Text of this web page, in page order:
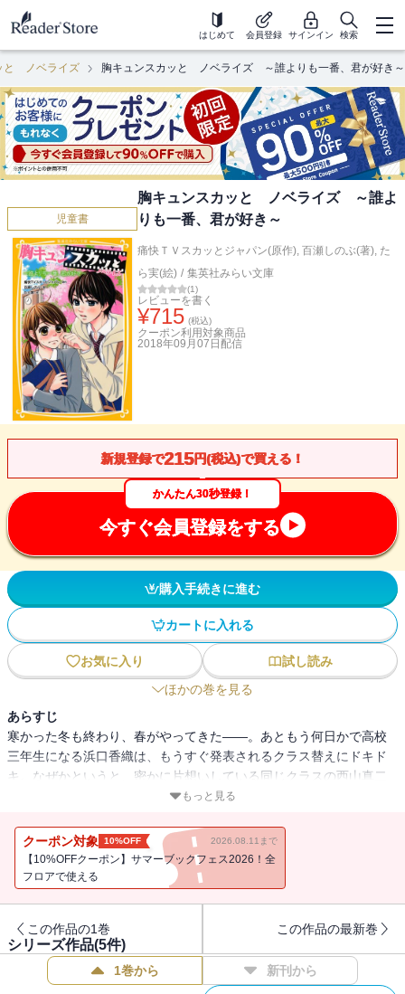
はじめて 会員登録 サインイン 検索
と ノベライズ 胸キュンスカッと ノベライズ ～誰よりも一番、君が好き～
児童書
胸キュンスカッと ノベライズ ～誰よ
りも一番、君が好き～
痛快ＴＶスカッとジャパン(原作), 百瀬しのぶ(著), た
ら実(絵) / 集英社みらい文庫
(1)
レビューを書く
¥715 (税込)
クーポン利用対象商品
2018年09月07日 配信
新規登録で215円(税込)で買える！
かんたん30秒登録！
今すぐ会員登録をする
購入手続きに進む
カートに入れる
お気に入り
試し読み
ほかの巻を見る
あらすじ
寒かった冬も終わり、春がやってきた――。あともう何日かで高校
三年生になる浜口香織は、もうすぐ発表されるクラス替えにドキド
キ。なぜかというと、密かに片想いしている同じクラスの西山真二
と、ちがうクラスになっちゃうかもしれないから・・・・・・。友
かけに恋が動き始める!? 読むとスカッと爽快な、青春学園ラブスト
ーリーを５編収録！ 【目次】恋のエイプリルフール/消せない想い/
恋も部活も全力スマッシュ/笑う門には恋来たる/私は幼なじみのマネ
もっと見る
クーポン対象 10%OFF 2026.08.11まで
【10%OFFクーポン】サマーブックフェス2026！全
フロアで使える
この作品の1巻 この作品の最新巻
シリーズ作品(5件)
1巻から 新刊から